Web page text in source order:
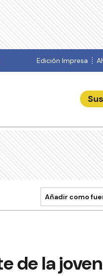
Edición Impresa
Añadir como
de la